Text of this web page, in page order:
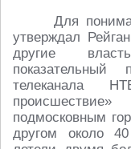
Для
утверждал
другие
телеканала
подмосковным
другом около